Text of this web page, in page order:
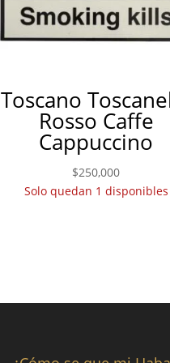
Toscano
Rosso Caffe
Cappuccino
$250,000
Solo quedan 1 disponibles